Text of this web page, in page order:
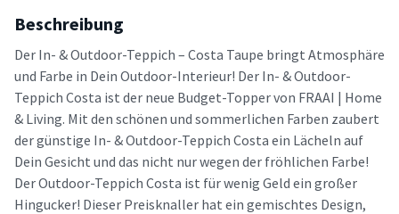
Beschreibung
Der In- & Outdoor-Teppich – Costa Taupe bringt Atmosphäre
und Farbe in Dein Outdoor-Interieur! Der In- & Outdoor-
Teppich Costa ist der neue Budget-Topper von FRAAI | Home
& Living. Mit den schönen und sommerlichen Farben zaubert
der günstige In- & Outdoor-Teppich Costa ein Lächeln auf
Dein Gesicht und das nicht nur wegen der fröhlichen Farbe!
Der Outdoor-Teppich Costa ist für wenig Geld ein großer
Hingucker! Dieser Preisknaller hat ein gemischtes Design,